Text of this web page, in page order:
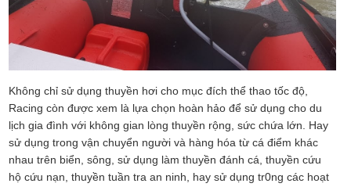
Không chỉ sử dụng thuyền hơi cho mục đích thể thao tốc độ,
Racing còn được xem là lựa chọn hoàn hảo để sử dụng cho du
lịch gia đình với không gian lòng thuyền rộng, sức chứa lớn. Hay
sử dụng trong vận chuyển người và hàng hóa từ cá điểm khác
nhau trên biển, sông, sử dụng làm thuyền đánh cá, thuyền cứu
hộ cứu nạn, thuyền tuần tra an ninh, hay sử dụng tr0ng các hoạt